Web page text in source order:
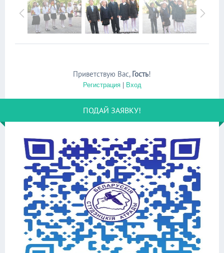
Приветствую Вас, Гость!
Регистрация| Вход
ПОДАЙ ЗАЯВКУ!